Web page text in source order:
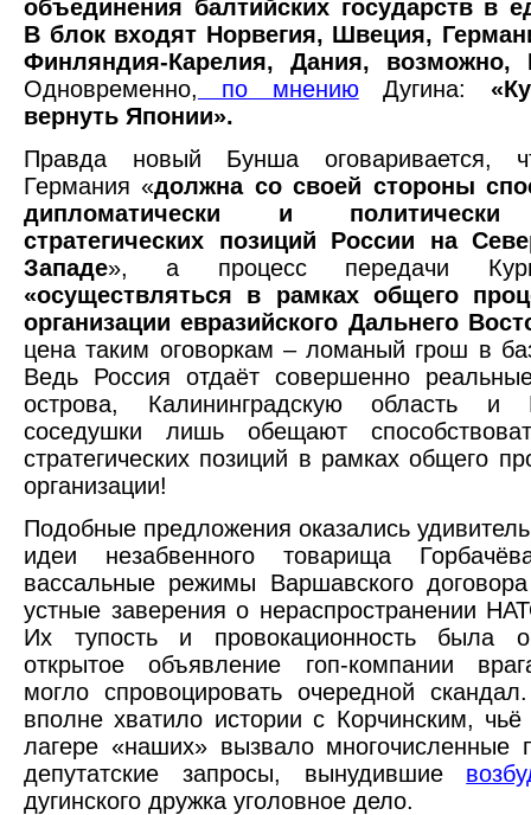
объединения балтийских государств в
В блок входят Норвегия, Швеция,
Финляндия-Карелия, Дания, возможно,
Одновременно, по мнениюДугина:
вернуть Японии».
Правда новый Бунша оговаривается,
Германия «должна со своей стороны
дипломатически и политически
стратегических позиций России на
Западе», а процесс передачи
«осуществляться в рамках общего
организации евразийского Дальнего
цена таким оговоркам – ломаный грош в
Ведь Россия отдаёт совершенно
острова, Калининградскую область
соседушки лишь обещают
стратегических позиций в рамках общего
организации!
Подобные предложения оказались
идеи незабвенного товарища
вассальные режимы Варшавского
устные заверения о нераспространении
Их тупость и провокационность была
открытое объявление гоп-компании
могло спровоцировать очередной
вполне хватило истории с Корчинским,
лагере «наших» вызвало многочисленные
депутатские запросы, вынудившие
дугинского дружка уголовное дело.